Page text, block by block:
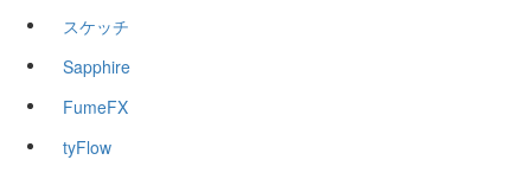
スケッチ
Sapphire
FumeFX
tyFlow